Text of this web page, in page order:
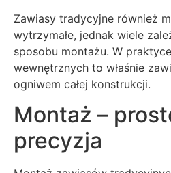
Zawiasy tradycyjne również
wytrzymałe, jednak wiele
sposobu montażu. W
wewnętrznych to właśnie
ogniwem całej konstrukcji.
Montaż –
precyzja